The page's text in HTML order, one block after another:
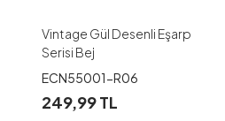
Vintage Gül Desenli Eşarp
Serisi Bej
ECN55001-R06
249,99TL